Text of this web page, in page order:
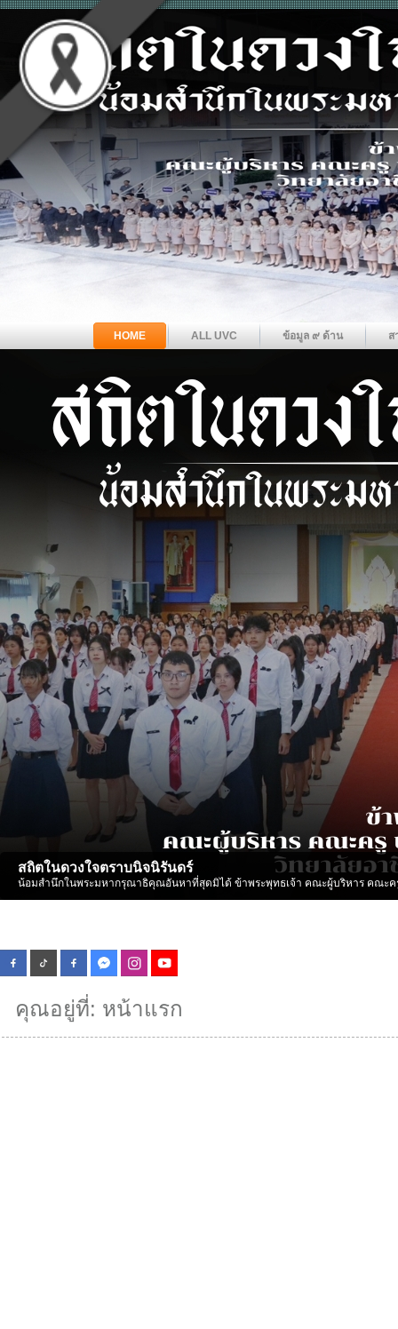
HOME ALL UVC ข้อมูล ๙ ด้าน ส
สถิตในดวงใจตราบนิจนิรันดร์
น้อมสำนึกในพระมหากรุณาธิคุณอันหาที่สุดมิได้ ข้าพระพุทธเจ้า คณะผู้บริหาร คณะค
คุณอยู่ที่: หน้าแรก